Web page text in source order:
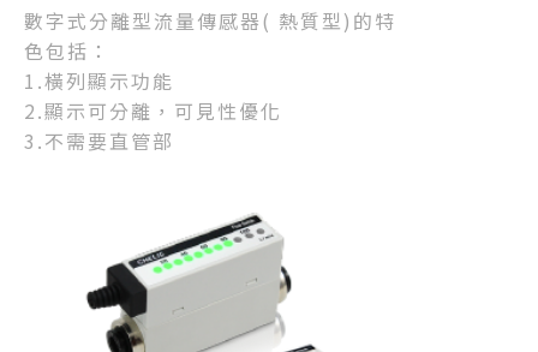
數字式分離型流量傳感器( 熱質型)的特
色包括：
1.橫列顯示功能
2.顯示可分離，可見性優化
3.不需要直管部